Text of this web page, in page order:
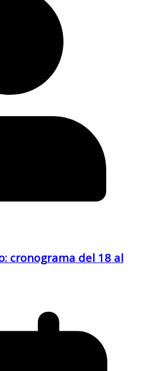
cronograma del 18 al